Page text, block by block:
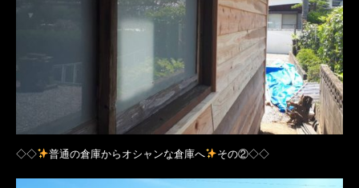
◇◇ 普通の倉庫からオシャンな倉庫へ その②◇◇